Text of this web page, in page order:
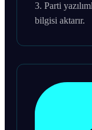
3. Parti
bilgisi aktarır.